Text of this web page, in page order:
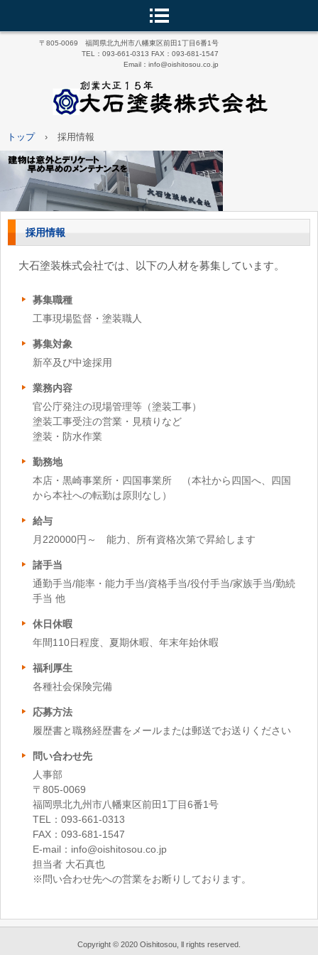
〒805-0069 福岡県北九州市八幡東区前田1丁目6番1号
TEL：093-661-0313 FAX：093-681-1547
Email：info@oishitosou.co.jp
トップ › 採用情報
採用情報
大石塗装株式会社では、以下の人材を募集しています。
募集職種
工事現場監督・塗装職人
募集対象
新卒及び中途採用
業務内容
官公庁発注の現場管理等（塗装工事）
塗装工事受注の営業・見積りなど
塗装・防水作業
勤務地
本店・黒崎事業所・四国事業所 （本社から四国へ、四国
から本社への転勤は原則なし）
給与
月220000円～ 能力、所有資格次第で昇給します
諸手当
通勤手当/能率・能力手当/資格手当/役付手当/家族手当/勤続
手当 他
休日休暇
年間110日程度、夏期休暇、年末年始休暇
福利厚生
各種社会保険完備
応募方法
履歴書と職務経歴書をメールまたは郵送でお送りください
問い合わせ先
人事部
〒805-0069
福岡県北九州市八幡東区前田1丁目6番1号
TEL：093-661-0313
FAX：093-681-1547
E-mail：info@oishitosou.co.jp
担当者 大石真也
※問い合わせ先への営業をお断りしております。
Copyright © 2020 Oishitosou, ll rights reserved.